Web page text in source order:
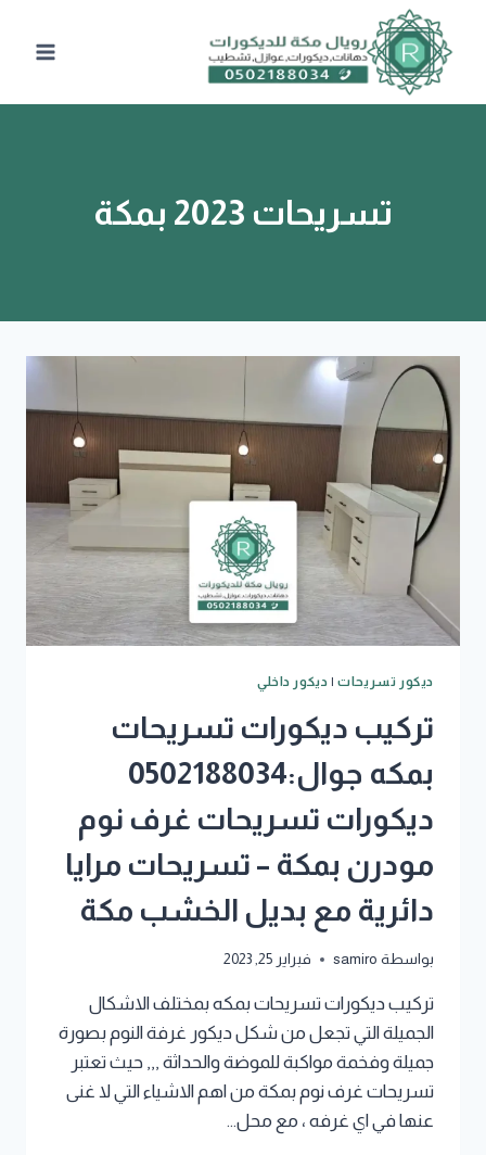
المحتوى
تسريحات 2023 بمكة
ديكور تسريحات| ديكور داخلي
تركيب ديكورات تسريحات
بمكه جوال:0502188034
ديكورات تسريحات غرف نوم
مودرن بمكة – تسريحات مرايا
دائرية مع بديل الخشب مكة
بواسطة samiro فبراير 25, 2023
تركيب ديكورات تسريحات بمكه بمختلف الاشكال
الجميلة التي تجعل من شكل ديكور غرفة النوم بصورة
جميلة وفخمة مواكبة للموضة والحداثة ,,, حيث تعتبر
تسريحات غرف نوم بمكة من اهم الاشياء التي لا غنى
عنها في اي غرفه ، مع محل…